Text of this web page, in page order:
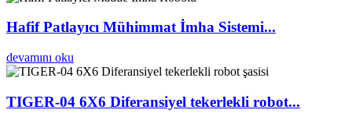
Hafif Patlayıcı Mühimmat İmha Sistemi...
devamını oku
TIGER-04 6X6 Diferansiyel tekerlekli robot...